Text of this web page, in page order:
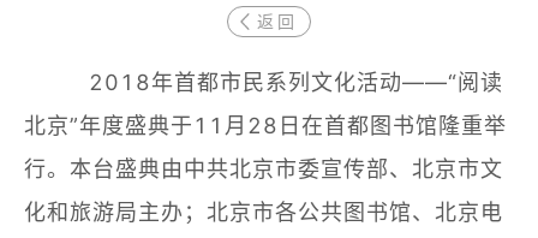
资源
资讯
返回
2018年首都市民系列文化活动——“阅读
北京”年度盛典于11月28日在首都图书馆隆重举
行。本台盛典由中共北京市委宣传部、北京市文
化和旅游局主办；北京市各公共图书馆、北京电